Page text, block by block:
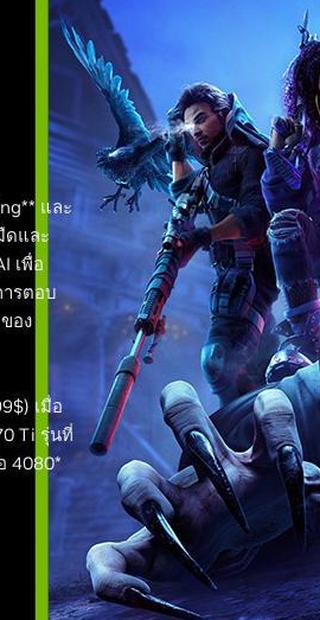
และ
ดและ
เพื่อ
ารตอบ
อง
เมื่อ
Ti รุ่นที่
4080*